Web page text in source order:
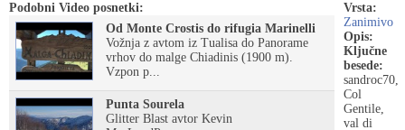
Podobni Video posnetki:
Od Monte Crostis do rifugia Marinelli
Vožnja z avtom iz Tualisa do Panorame
vrhov do malge Chiadinis (1900 m).
Vzpon p...
Punta Sourela
Glitter Blast avtor Kevin
Vrsta:
Zanimivo
Opis:
Ključne
besede:
sandroc70,
Col
Gentile,
val di